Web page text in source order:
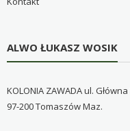
ALWO ŁUKASZ WOSIK
KOLONIA ZAWADA ul. Główna
97-200 Tomaszów Maz.